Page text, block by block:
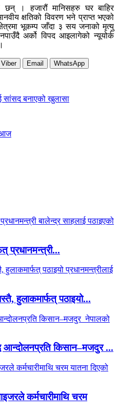
। हजारौं मानिसहरु घर बाहिर
क्षतिको विवरण भने प्राप्त भएको
भूकम्प जाँदा ३ सय जनाको मृत्यु
अर्को विपद आइलागेको न्यूयोर्क
Viber Email WhatsApp
सांसद बनाएको खुलासा
आज
प्रधानमन्त्री...
हुलाकमार्फत् पठाइयो...
आन्दोलनप्रति किसान–मजदुर ...
कर्मचारीमाथि चरम